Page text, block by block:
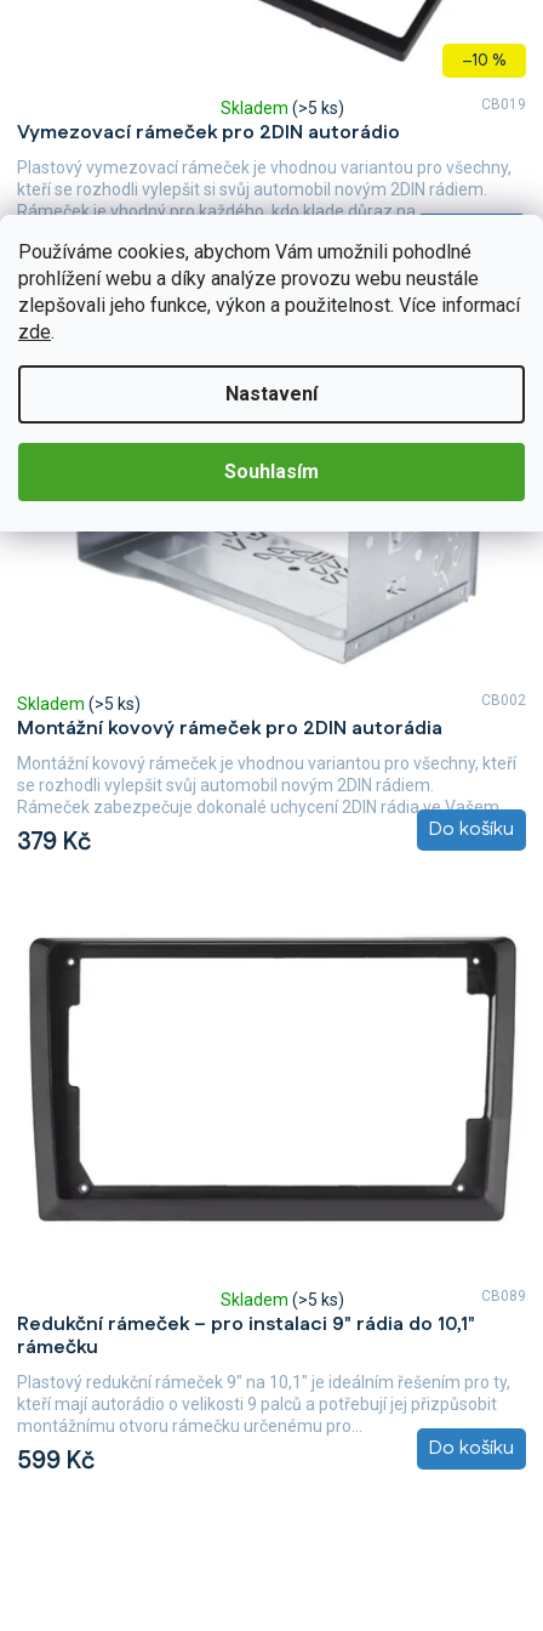
Používáme cookies, abychom Vám umožnili pohodlné
prohlížení webu a díky analýze provozu webu neustále
zlepšovali jeho funkce, výkon a použitelnost. Více informací
zde.
Nastavení
Souhlasím
–10 %
Vymezovací rámeček pro 2DIN autorádio
hodnocení
produktu
je
5,0
5
hvězdiček.
Skladem (>5 ks)
179 Kč
Plastový vymezovací rámeček je vhodnou variantou pro všechny,
kteří se rozhodli vylepšit si svůj automobil novým 2DIN rádiem.
Rámeček je vhodný pro každého, kdo klade důraz na...
CB019
Montážní kovový rámeček pro 2DIN autorádia
Skladem (>5 ks)
379 Kč Do košíku
Montážní kovový rámeček je vhodnou variantou pro všechny, kteří
se rozhodli vylepšit svůj automobil novým 2DIN rádiem.
Rámeček zabezpečuje dokonalé uchycení 2DIN rádia ve Vašem...
CB002
Redukční rámeček – pro instalaci 9" rádia do 10,1"
rámečku
hodnocení
produktu
je
5,0
hvězdiček.
Skladem (>5 ks)
599 Kč Do košíku
Plastový redukční rámeček 9" na 10,1" je ideálním řešením pro ty,
kteří mají autorádio o velikosti 9 palců a potřebují jej přizpůsobit
montážnímu otvoru rámečku určenému pro...
CB089